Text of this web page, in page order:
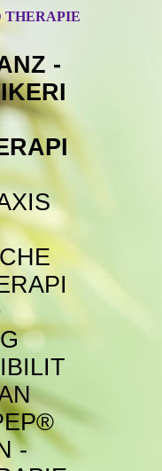
THERAPIE
-
-